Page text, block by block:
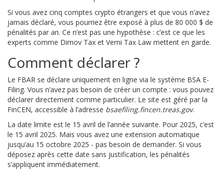
Si vous avez cinq comptes crypto étrangers et que vous n’avez
jamais déclaré, vous pourriez être exposé à plus de 80 000 $ de
pénalités par an. Ce n’est pas une hypothèse : c’est ce que les
experts comme Dimov Tax et Verni Tax Law mettent en garde.
Comment déclarer ?
Le FBAR se déclare uniquement en ligne via le système BSA E-
Filing. Vous n’avez pas besoin de créer un compte : vous pouvez
déclarer directement comme particulier. Le site est géré par la
FinCEN, accessible à l’adresse bsaefiling.fincen.treas.gov.
La date limite est le 15 avril de l’année suivante. Pour 2025, c’est
le 15 avril 2025. Mais vous avez une extension automatique
jusqu’au 15 octobre 2025 - pas besoin de demander. Si vous
déposez après cette date sans justification, les pénalités
s’appliquent immédiatement.